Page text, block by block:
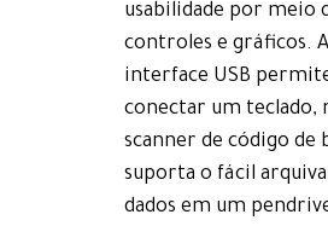
usabilidade por meio
controles e gráficos. A
interface USB
conectar um teclado,
scanner de código de
suporta o fácil
dados em um